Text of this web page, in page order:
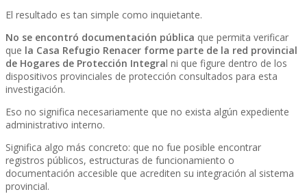
El resultado es tan simple como inquietante.
No se encontró documentación pública que permita verificar
que la Casa Refugio Renacer forme parte de la red provincial
de Hogares de Protección Integral ni que figure dentro de los
dispositivos provinciales de protección consultados para esta
investigación.
Eso no significa necesariamente que no exista algún expediente
administrativo interno.
Significa algo más concreto: que no fue posible encontrar
registros públicos, estructuras de funcionamiento o
documentación accesible que acrediten su integración al sistema
provincial.